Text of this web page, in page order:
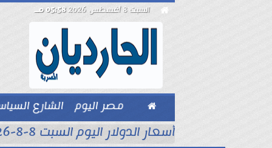
 السبت 8 أغسطس 2026 05:58 مـ
 مصر اليوم
الشارع
بيزنس
أسعار الدولار اليوم السبت 8-8-2026..